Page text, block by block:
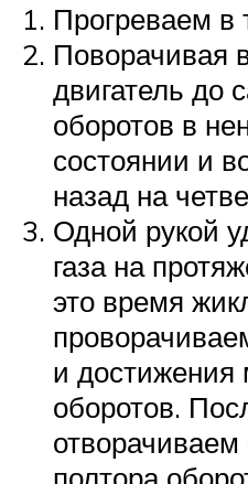
Прогреваем в
Поворачивая
двигатель до
оборотов в
состоянии и
назад на
Одной рукой
газа на
это время
и
оборотов.
отворачиваем